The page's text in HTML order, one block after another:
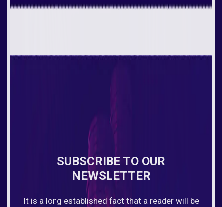
SUBSCRIBE TO OUR
NEWSLETTER
It is a long established fact that a reader will be